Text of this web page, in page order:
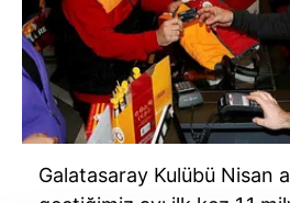
Galatasaray Kulübü Nisan